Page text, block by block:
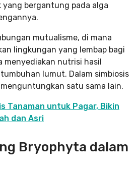
bergantung pada alga
mutualisme, di mana
lingkungan yang lembap bagi
menyediakan nutrisi hasil
lumut. Dalam simbiosis
satu sama lain.
Tanaman untuk Pagar, Bikin
dan Asri
Bryophyta dalam